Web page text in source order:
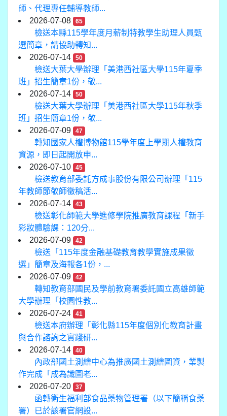
師、代理專任輔導教師...
2026-07-08
65
檢送本縣115學年度月薪制特教學生助理人員甄
選簡章，請協助轉知...
2026-07-14
50
檢送大葉大學辦理「美港西社區大學115年夏季
班」招生簡章1份，敬...
2026-07-14
50
檢送大葉大學辦理「美港西社區大學115年秋季
班」招生簡章1份，敬...
2026-07-09
47
轉知國家人權博物館115學年度上學期人權教育
資源，即日起開放申...
2026-07-10
45
檢送教育部委託方成事股份有限公司辦理「115
年教師節敬師徵稿活...
2026-07-14
43
檢送彰化師範大學進修學院推廣教育課程「新手
彩妝體驗課：120分...
2026-07-09
42
檢送「115年度金融基礎教育教學實施成果徵
選」簡章及海報各1份，...
2026-07-09
42
轉知教育部國民及學前教育署委託國立高雄師範
大學辦理「校園性教...
2026-07-24
41
檢送本府辦理「彰化縣115年度個別化教育計畫
與合作諮詢之實踐研...
2026-07-14
40
內政部國土測繪中心為推廣國土測繪圖資，業製
作完成「成為識圖老...
2026-07-20
37
函轉衛生福利部食品藥物管理署（以下簡稱食藥
署）已於該署官網設...